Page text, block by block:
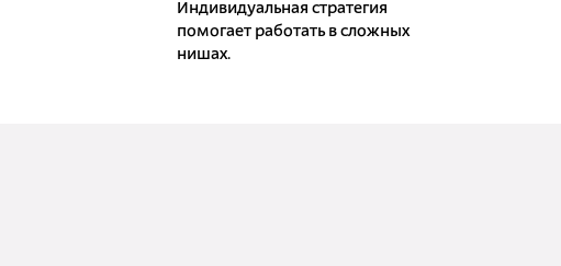
Индивидуальная стратегия
помогает работать в сложных
нишах.